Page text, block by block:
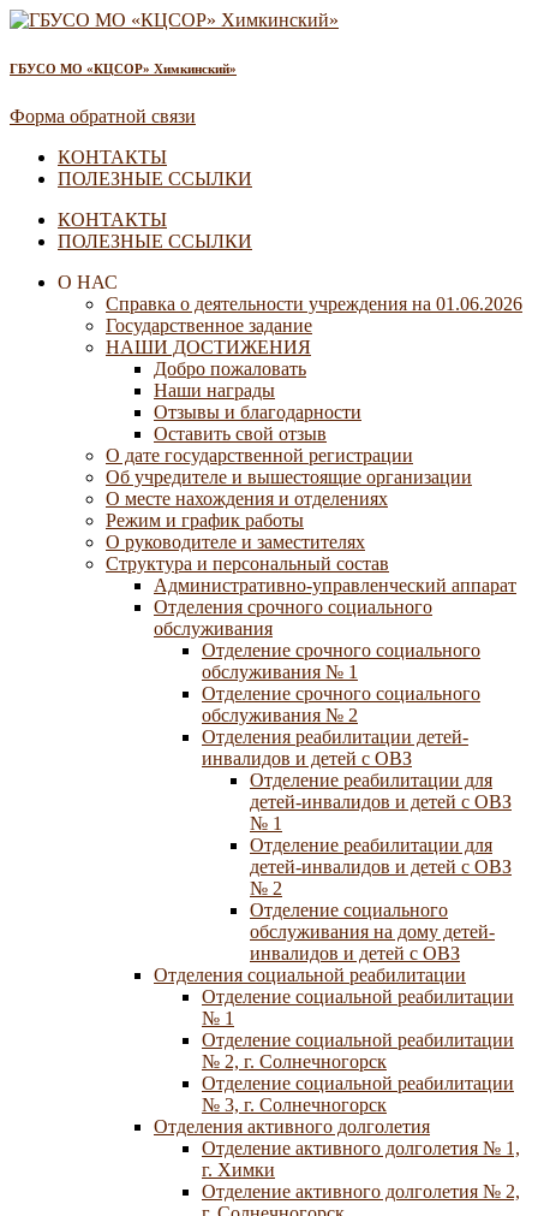
ГБУСО МО «КЦСОР» Химкинский»
Форма обратной связи
КОНТАКТЫ
ПОЛЕЗНЫЕ ССЫЛКИ
КОНТАКТЫ
ПОЛЕЗНЫЕ ССЫЛКИ
О НАС
Справка о деятельности учреждения на 01.06.2026
Государственное задание
НАШИ ДОСТИЖЕНИЯ
Добро пожаловать
Наши награды
Отзывы и благодарности
Оставить свой отзыв
О дате государственной регистрации
Об учредителе и вышестоящие организации
О месте нахождения и отделениях
Режим и график работы
О руководителе и заместителях
Структура и персональный состав
Административно-управленческий аппарат
Отделения срочного социального
обслуживания
Отделение срочного социального
обслуживания № 1
Отделение срочного социального
обслуживания № 2
Отделения реабилитации детей-
инвалидов и детей с ОВЗ
Отделение реабилитации для
детей-инвалидов и детей с ОВЗ
№ 1
Отделение реабилитации для
детей-инвалидов и детей с ОВЗ
№ 2
Отделение социального
обслуживания на дому детей-
инвалидов и детей с ОВЗ
Отделения социальной реабилитации
Отделение социальной реабилитации
№ 1
Отделение социальной реабилитации
№ 2, г. Солнечногорск
Отделение социальной реабилитации
№ 3, г. Солнечногорск
Отделения активного долголетия
Отделение активного долголетия № 1,
г. Химки
Отделение активного долголетия № 2,